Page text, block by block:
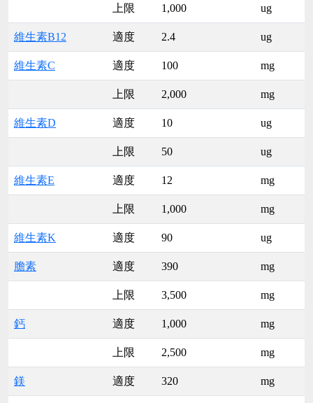
上限 1,000 ug
維生素B12 適度 2.4 ug
維生素C 適度 100 mg
上限 2,000 mg
維生素D 適度 10 ug
上限 50 ug
維生素E 適度 12 mg
上限 1,000 mg
維生素K 適度 90 ug
膽素 適度 390 mg
上限 3,500 mg
鈣 適度 1,000 mg
上限 2,500 mg
鎂 適度 320 mg